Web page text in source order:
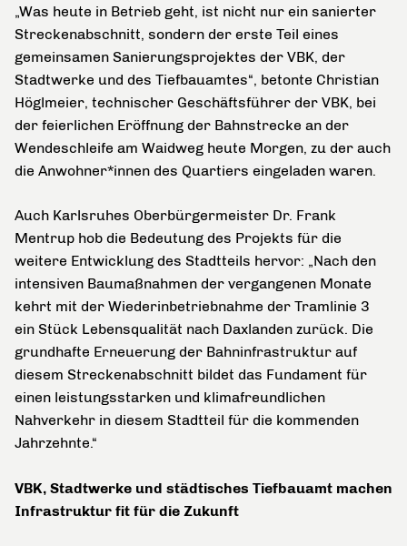
„Was heute in Betrieb geht, ist nicht nur ein sanierter
Streckenabschnitt, sondern der erste Teil eines
gemeinsamen Sanierungsprojektes der VBK, der
Stadtwerke und des Tiefbauamtes“, betonte Christian
Höglmeier, technischer Geschäftsführer der VBK, bei
der feierlichen Eröffnung der Bahnstrecke an der
Wendeschleife am Waidweg heute Morgen, zu der auch
die Anwohner*innen des Quartiers eingeladen waren.
Auch Karlsruhes Oberbürgermeister Dr. Frank
Mentrup hob die Bedeutung des Projekts für die
weitere Entwicklung des Stadtteils hervor: „Nach den
intensiven Baumaßnahmen der vergangenen Monate
kehrt mit der Wiederinbetriebnahme der Tramlinie 3
ein Stück Lebensqualität nach Daxlanden zurück. Die
grundhafte Erneuerung der Bahninfrastruktur auf
diesem Streckenabschnitt bildet das Fundament für
einen leistungsstarken und klimafreundlichen
Nahverkehr in diesem Stadtteil für die kommenden
Jahrzehnte.“
VBK, Stadtwerke und städtisches Tiefbauamt machen
Infrastruktur fit für die Zukunft